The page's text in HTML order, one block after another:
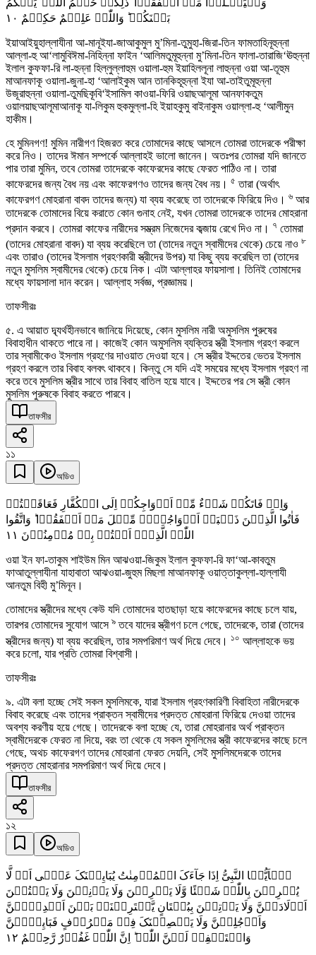
وَلۡیَسۡـَٔلُوۡا مَاۤ اَنۡفَقُوۡا ؕ ذٰلِکُمۡ حُکۡمُ اللّٰہِ ؕ یَحۡکُمُ
بَیۡنَکُمۡ ؕ وَاللّٰہُ عَلِیۡمٌ حَکِیۡمٌ ١۰
ইয়াআইয়ুহাল্লাযীনা আ-মানূইযা-জাআকুমুল মু’মিনা-তুমুহা-জিরা-তিন ফামতাহিনূহুন্না
আল্লা-হু আ‘লামুবিঈমা-নিহিন্না ফাইন ‘আলিমতুমূহুন্না মু’মিনা-তিন ফালা-তারাজি‘ঊহুন্না
ইলাল কুফফা-রি লা-হুন্না হিল্লুল্লাহুম ওয়ালা-হুম ইয়াহিললূনা লাহুন্না ওয়া আ-তূহুম
মাআনফাকূ ওয়ালা-জুনা-হা ‘আলাইকুম আন তানকিহূহুন্না ইযা আ-তাইতুমূহুন্না
উজূরাহুন্না ওয়ালা-তুমছিকূবি‘ইসামিল কাওয়া-ফিরি ওয়াছআলূমা আনফাকতুম
ওয়ালয়াছআলূমাআনাকূ যা-লিকুম হুকমুল্লা-হি ইয়াহকুমু বাইনাকুম ওয়াল্লা-হু ‘আলীমুন
হাকীম।
হে মুমিনগণ! মুমিন নারীগণ হিজরত করে তোমাদের কাছে আসলে তোমরা তাদেরকে পরীক্ষা
করে নিও। তাদের ঈমান সম্পর্কে আল্লাহই ভালো জানেন। অতঃপর তোমরা যদি জানতে
পার তারা মুমিন, তবে তোমরা তাদেরকে কাফেরদের কাছে ফেরত পাঠিও না। তারা
কাফেরদের জন্য বৈধ নয় এবং কাফেরগণও তাদের জন্য বৈধ নয়। ৫ তারা (অর্থাৎ
কাফেরগণ মোহরানা বাবদ তাদের জন্য) যা ব্যয় করেছে তা তাদেরকে ফিরিয়ে দিও। ৬ আর
তাদেরকে তোমাদের বিয়ে করাতে কোন গুনাহ নেই, যখন তোমরা তাদেরকে তাদের মোহরানা
প্রদান করবে। তোমরা কাফের নারীদের সম্ভ্রম নিজেদের কব্জায় রেখে দিও না। ৭ তোমরা
(তাদের মোহরানা বাবদ) যা ব্যয় করেছিলে তা (তাদের নতুন স্বামীদের থেকে) চেয়ে নাও ৮
এবং তারাও (তাদের ইসলাম গ্রহণকারী স্ত্রীদের উপর) যা কিছু ব্যয় করেছিল তা (তাদের
নতুন মুসলিম স্বামীদের থেকে) চেয়ে নিক। এটা আল্লাহর ফায়সালা। তিনিই তোমাদের
মধ্যে ফায়সালা দান করেন। আল্লাহ সর্বজ্ঞ, প্রজ্ঞাময়।
তাফসীরঃ
৫. এ আয়াত দ্ব্যর্থহীনভাবে জানিয়ে দিয়েছে, কোন মুসলিম নারী অমুসলিম পুরুষের
বিবাহাধীন থাকতে পারে না। কাজেই কোন অমুসলিম ব্যক্তির স্ত্রী ইসলাম গ্রহণ করলে
তার স্বামীকেও ইসলাম গ্রহণের দাওয়াত দেওয়া হবে। সে স্ত্রীর ইদ্দতের ভেতর ইসলাম
গ্রহণ করলে তার বিবাহ বলবৎ থাকবে। কিন্তু সে যদি এই সময়ের মধ্যে ইসলাম গ্রহণ না
করে তবে মুসলিম স্ত্রীর সাথে তার বিবাহ বাতিল হয়ে যাবে। ইদ্দতের পর সে স্ত্রী কোন
মুসলিম পুরুষকে বিবাহ করতে পারবে।
তাফসীর
১১
অডিও
وَاِنۡ فَاتَکُمۡ شَیۡءٌ مِّنۡ اَزۡوَاجِکُمۡ اِلَی الۡکُفَّارِ فَعَاقَبۡتُمۡ
فَاٰتُوا الَّذِیۡنَ ذَہَبَتۡ اَزۡوَاجُہُمۡ مِّثۡلَ مَاۤ اَنۡفَقُوۡا ؕ وَاتَّقُوا
اللّٰہَ الَّذِیۡۤ اَنۡتُمۡ بِہٖ مُؤۡمِنُوۡنَ ١١
ওয়া ইন ফা-তাকুম শাইউম মিন আঝওয়া-জিকুম ইলাল কুফফা-রি ফা‘আ-কাবতুম
ফাআতুল্লাযীনা যাহাবাতা আঝওয়া-জুহুম মিছলা মাআনফাকূ ওয়াত্তাকুল্লা-হাল্লাযী
আনতুম বিহী মু’মিনূন।
তোমাদের স্ত্রীদের মধ্যে কেউ যদি তোমাদের হাতছাড়া হয়ে কাফেরদের কাছে চলে যায়,
তারপর তোমাদের সুযোগ আসে ৯ তবে যাদের স্ত্রীগণ চলে গেছে, তাদেরকে, তারা (তাদের
স্ত্রীদের জন্য) যা ব্যয় করেছিল, তার সমপরিমাণ অর্থ দিয়ে দেবে। ১০ আল্লাহকে ভয়
করে চলো, যার প্রতি তোমরা বিশ্বাসী।
তাফসীরঃ
৯. এটা বলা হচ্ছে সেই সকল মুসলিমকে, যারা ইসলাম গ্রহণকারিণী বিবাহিতা নারীদেরকে
বিবাহ করেছে এবং তাদের প্রাক্তন স্বামীদের প্রদত্ত মোহরানা ফিরিয়ে দেওয়া তাদের
অবশ্য করণীয় হয়ে গেছে। তাদেরকে বলা হচ্ছে যে, তারা মোহরানার অর্থ প্রাক্তন
স্বামীদেরকে ফেরত না দিয়ে, বরং তা থেকে যে সকল মুসলিমের স্ত্রী কাফেরদের কাছে চলে
গেছে, অথচ কাফেরগণ তাদের মোহরানা ফেরত দেয়নি, সেই মুসলিমদেরকে তাদের
প্রদত্ত মোহরানার সমপরিমাণ অর্থ দিয়ে দেবে।
তাফসীর
১২
অডিও
یٰۤاَیُّہَا النَّبِیُّ اِذَا جَآءَکَ الۡمُؤۡمِنٰتُ یُبَایِعۡنَکَ عَلٰۤی اَنۡ لَّا
یُشۡرِکۡنَ بِاللّٰہِ شَیۡئًا وَّلَا یَسۡرِقۡنَ وَلَا یَزۡنِیۡنَ وَلَا یَقۡتُلۡنَ
اَوۡلَادَہُنَّ وَلَا یَاۡتِیۡنَ بِبُہۡتَانٍ یَّفۡتَرِیۡنَہٗ بَیۡنَ اَیۡدِیۡہِنَّ
وَاَرۡجُلِہِنَّ وَلَا یَعۡصِیۡنَکَ فِیۡ مَعۡرُوۡفٍ فَبَایِعۡہُنَّ
وَاسۡتَغۡفِرۡ لَہُنَّ اللّٰہَ ؕ اِنَّ اللّٰہَ غَفُوۡرٌ رَّحِیۡمٌ ١٢